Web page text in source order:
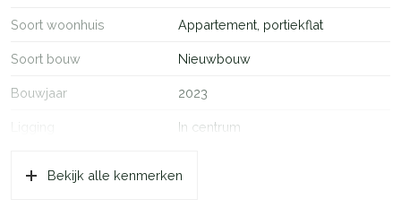
Soort woonhuis Appartement, portiekflat
Soort bouw Nieuwbouw
Bouwjaar 2023
Ligging In centrum
Oppervlakten en inhoud
Bekijk alle kenmerken